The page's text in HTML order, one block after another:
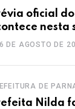
oficial
nesta
6 DE AGOSTO DE
DE
Nilda